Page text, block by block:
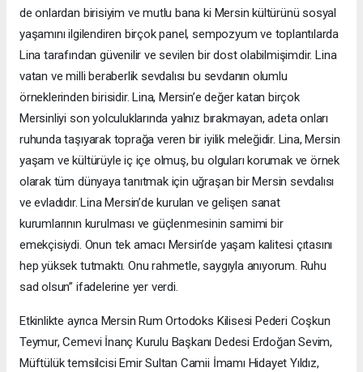
de onlardan birisiyim ve mutlu bana ki Mersin kültürünü sosyal
yaşamını ilgilendiren birçok panel, sempozyum ve toplantılarda
Lina tarafından güvenilir ve sevilen bir dost olabilmişimdir. Lina
vatan ve milli beraberlik sevdalısı bu sevdanın olumlu
örneklerinden birisidir. Lina, Mersin’e değer katan birçok
Mersinliyi son yolculuklarında yalnız bırakmayan, adeta onları
ruhunda taşıyarak toprağa veren bir iyilik meleğidir. Lina, Mersin
yaşam ve kültürüyle iç içe olmuş, bu olguları korumak ve örnek
olarak tüm dünyaya tanıtmak için uğraşan bir Mersin sevdalısı
ve evladıdır. Lina Mersin’de kurulan ve gelişen sanat
kurumlarının kurulması ve güçlenmesinin samimi bir
emekçisiydi. Onun tek amacı Mersin’de yaşam kalitesi çıtasını
hep yüksek tutmaktı. Onu rahmetle, saygıyla anıyorum. Ruhu
sad olsun” ifadelerine yer verdi.
Etkinlikte ayrıca Mersin Rum Ortodoks Kilisesi Pederi Coşkun
Teymur, Cemevi İnanç Kurulu Başkanı Dedesi Erdoğan Sevim,
Müftülük temsilcisi Emir Sultan Camii İmamı Hidayet Yıldız,